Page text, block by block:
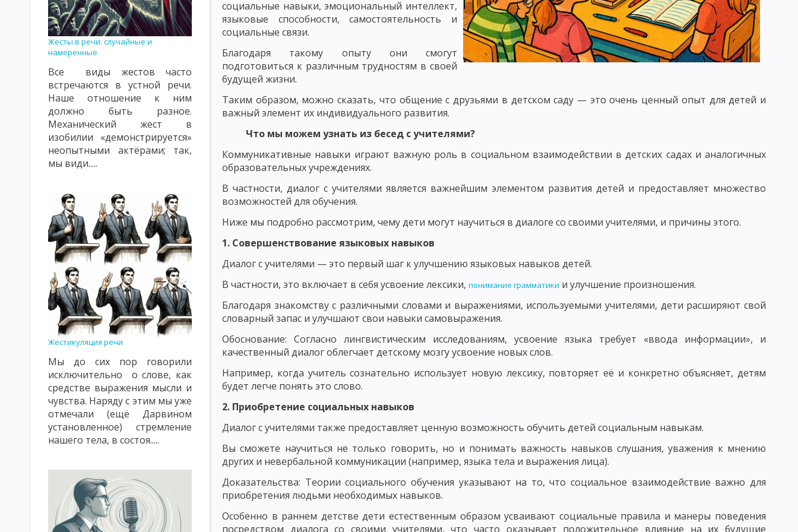
КЛАССИФИКАЦИЯ УРОКОВ. ТИПЫ УРОКОВ. ВИДЫ УРОКОВ КОНТРОЛЬ КАК ПЕДАГОГИЧЕСКОЕ ПОНЯТИЕ ФУНКЦИИ, ПРИНЦИПЫ И КРИТЕРИИ ПЕДАГОГИЧЕСКОГО КОНТРОЛЯ
ВИДЫ, ФОРМЫ И МЕТОДЫ КОНТРОЛЯ И ОЦЕНКИ ПОДГОТОВЛЕННОСТИ УЧАЩИХСЯ ОЦЕНКА ЗНАНИЙ, НАВЫКОВ И УМЕНИЙ
СОДЕРЖАНИЕ ПЕДАГОГИЧЕСКОГО ПОНЯТИЯ «ВОСПИТАНИЕ» КАК ОБЩЕСТВЕННО-ИСТОРИЧЕСКОГО ЯВЛЕНИЯ
ОБЪЕКТЫ ВОСПИТАТЕЛЬНОГО ВОЗДЕЙСТВИЯ: СОЗНАНИЕ, ПОДСОЗНАНИЕ, НАВЫКИ, ПРИВЫЧКИ, ЭМОЦИИ, ЧУВСТВА, МОТИВЫ
ТЕОРИЯ ВОСПИТАНИЯ КАК НАУЧНАЯ И УЧЕБНАЯ ДИСЦИПЛИНА ПРОЦЕСС ВОСПИТАНИЯ. ИДЕАЛ ВОСПИТАНИЯ ВОСПИТАТЕЛЬНЫЕ ВОЗДЕЙСТВИЯ. ВОСПИТАТЕЛЬНЫЙ ФАКТ
ФУНКЦИИ ТЕОРИИ ВОСПИТАНИЯ СУТЬ ПРОЦЕССА ВОСПИТАНИЯ
КЛАССИФИКАЦИЯ МЕТОДОВ ВОСПИТАНИЯ. ВОСПИТАННИКИ КАК СУБЪЕКТ ВОСПИТАТЕЛЬНОГО ПРОЦЕССА
ЦЕЛЬ И ЭМОЦИОНАЛЬНО-МОТИВАЦИОННЫЙ КОМПОНЕНТ ВОСПИТАТЕЛЬНОГО ПРОЦЕССА
КОНТРОЛЬНО-РЕГУЛИРОВОЧНЫЙ КОМПОНЕНТ УЧЕБНОГО ПРОЦЕССА РЕЗУЛЬТАТИВНЫЙ КОМПОНЕНТ УЧЕБНОГО ПРОЦЕССА. ВОСПИТАННОСТЬ, ЕЕ УРОВНИ И КРИТЕРИИ
ЗАКОНЫ ВОСПИТАНИЯ И ИХ ХАРАКТЕРИСТИКА ЗАКОНОМЕРНОСТИ ВОСПИТАНИЯ В ОБЩЕСТВЕ ВНЕШНИЕ И ВНУТРЕННИЕ ЗАКОНОМЕРНОСТИ ПРОЦЕССА ВОСПИТАНИЯ
ХАРАКТЕРИСТИКА ПРИНЦИПОВ ВОСПИТАНИЯ КЛАССИФИКАЦИЯ ПРИНЦИПОВ ВОСПИТАНИЯ ПРИНЦИП ЦЕЛЕНАПРАВЛЕННОСТИ В ВОСПИТАНИИ
ПРИНЦИП ОБЩЕСТВЕННОЙ НАПРАВЛЕННОСТИ, СВЯЗИ С ЖИЗНЬЮ В ВОСПИТАНИИ ПРИНЦИП ВОСПИТАНИЯ В ТРУДЕ ПРИНЦИП ВОСПИТАНИЯ В КОЛЛЕКТИВЕ И ЧЕРЕЗ КОЛЛЕКТИВ
ПРИНЦИП СУБЪЕКТ-СУБЪЕКТНЫЙ ХАРАКТЕР ВОСПИТАТЕЛЬНЫХ ВЗАИМООТНОШЕНИЙ
ПРИНЦИП НАСТУПАТЕЛЬНОСТИ И АКТИВНОСТИ, СИСТЕМНОСТИ И КОНКРЕТНОСТИ ВОСПИТАТЕЛЬНЫХ МЕРОПРИЯТИЙ ПРИНЦИП ОПТИМИЗАЦИИ ВОСПИТАТЕЛЬНОГО ПРОЦЕССА
ПРИНЦИП ГУМАНИЗМА И ДЕМОКРАТИЗМА, ВЫСОКОЙ ТРЕБОВАТЕЛЬНОСТЬЮ И УВАЖЕНИЕМ К ЛИЧНОСТИ ВОСПИТАННИКА
ПРИНЦИПЫ, КАСАЮЩИЕСЯ СУБЪЕКТОВ ВОСПИТАНИЯ И МЕТОДИКИ ИХ ДЕЯТЕЛЬНОСТИ ПРИНЦИП СОЗНАТЕЛЬНОСТИ, САМОДЕЯТЕЛЬНОСТИ И АКТИВНОСТИ ВОСПИТАННИКОВ
СОДЕРЖАНИЕ ВОСПИТАНИЯ КАК ПЕДАГОГИЧЕСКАЯ ПРОБЛЕМА ОСНОВНЫЕ НАПРАВЛЕНИЯ ВОСПИТАНИЯ
ОСНОВНАЯ ЦЕЛЬ И ЗАДАЧИ НАЦИОНАЛЬНОГО ВОСПИТАНИЯ ОБЩИЕ ПРИНЦИПЫ НАЦИОНАЛЬНОГО ВОСПИТАНИЯ
ПОНЯТИЕ О МЕТОДАХ ВОСПИТАНИЯ КЛАССИФИКАЦИЯ МЕТОДОВ ВОСПИТАНИЯ МЕТОДЫ НЕПОСРЕДСТВЕННОГО ВОСПИТАТЕЛЬНОГО ВОЗДЕЙСТВИЯ
ВОСПИТАТЕЛЬНЫЕ ФУНКЦИИ СОЦИАЛЬНОЙ СРЕДЫ
ОСНОВНЫЕ ВОСПИТАТЕЛЬНЫЕ ФУНКЦИИ УЧЕБНОЙ СРЕДЫ МЕХАНИЗМ ВОЗДЕЙСТВИЯ КОЛЛЕКТИВА НА ЛИЧНОСТЬ СУЩНОСТЬ САМОВОСПИТАНИЯ
ЭТАПЫ И ПРИНЦИПЫ САМОВОСПИТАНИЯ МЕТОДЫ САМОВОСПИТАНИЯ САМООЦЕНКА И САМОНАБЛЮДЕНИЕ
ОСНОВЫ ПЕДАГОГИЧЕСКОГО МАСТЕРСТВА РАЗМЕЩЕНИЕ РЕКЛАМНЫХ МАТЕРИАЛОВ НА САЙТЕ ПЕДАГОГИКА.ОРГ
Жесты в речи: случайные и
намеренные
Все виды жестов часто
встречаются в устной речи.
Наше отношение к ним
должно быть разное.
Механический жест в
изобилии «демонстрируется»
неопытными актёрами; так,
мы види.....
Жестикуляция речи
Мы до сих пор говорили
исключительно о слове, как
средстве выражения мысли и
чувства. Наряду с этим мы уже
отмечали (ещё Дарвином
установленное) стремление
нашего тела, в состоя.....
социальные навыки, эмоциональный интеллект,
языковые способности, самостоятельность и
социальные связи.
Благодаря такому опыту они смогут
подготовиться к различным трудностям в своей
будущей жизни.
Таким образом, можно сказать, что общение с друзьями в детском саду — это очень ценный опыт для детей и
важный элемент их индивидуального развития.
Что мы можем узнать из бесед с учителями?
Коммуникативные навыки играют важную роль в социальном взаимодействии в детских садах и аналогичных
образовательных учреждениях.
В частности, диалог с учителями является важнейшим элементом развития детей и предоставляет множество
возможностей для обучения.
Ниже мы подробно рассмотрим, чему дети могут научиться в диалоге со своими учителями, и причины этого.
1. Совершенствование языковых навыков
Диалог с учителями — это первый шаг к улучшению языковых навыков детей.
В частности, это включает в себя усвоение лексики, понимание грамматики и улучшение произношения.
Благодаря знакомству с различными словами и выражениями, используемыми учителями, дети расширяют свой
словарный запас и улучшают свои навыки самовыражения.
Обоснование: Согласно лингвистическим исследованиям, усвоение языка требует «ввода информации», и
качественный диалог облегчает детскому мозгу усвоение новых слов.
Например, когда учитель сознательно использует новую лексику, повторяет её и конкретно объясняет, детям
будет легче понять это слово.
2. Приобретение социальных навыков
Диалог с учителями также предоставляет ценную возможность обучить детей социальным навыкам.
Вы сможете научиться не только говорить, но и понимать важность навыков слушания, уважения к мнению
других и невербальной коммуникации (например, языка тела и выражения лица).
Доказательства: Теории социального обучения указывают на то, что социальное взаимодействие важно для
приобретения людьми необходимых навыков.
Особенно в раннем детстве дети естественным образом усваивают социальные правила и манеры поведения
посредством диалога со своими учителями, что часто оказывает положительное влияние на их будущие